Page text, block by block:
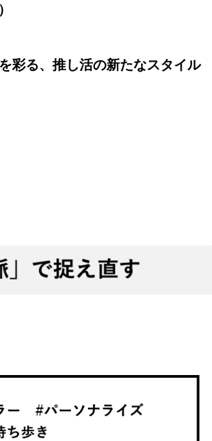
彩る、推し活の新たなスタイル